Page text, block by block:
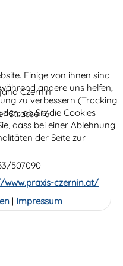
Czernin
Strasse 16
507090
www.praxis-czernin.at/
Einige von ihnen sind
andere uns helfen,
zu verbessern (Tracking
ob Sie die Cookies
dass bei einer Ablehnung
der Seite zur
| Impressum